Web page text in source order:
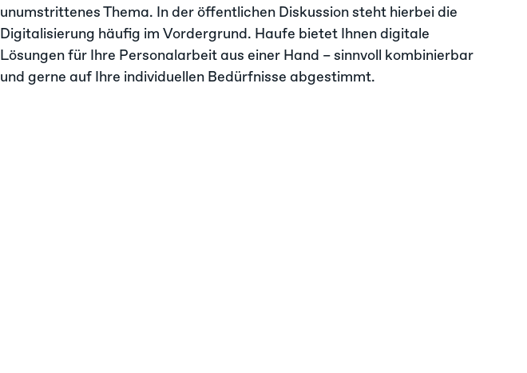
unumstrittenes Thema. In der öffentlichen Diskussion steht hierbei die
Digitalisierung häufig im Vordergrund. Haufe bietet Ihnen digitale
Lösungen für Ihre Personalarbeit aus einer Hand – sinnvoll kombinierbar
und gerne auf Ihre individuellen Bedürfnisse abgestimmt.